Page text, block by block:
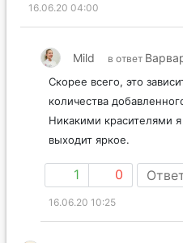
16.06.20 04:00
Mild в ответ
Скорее всего, это
количества
Никакими красителями
выходит яркое.
1 0
16.06.20 10:25